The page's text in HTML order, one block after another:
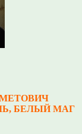
БЕЛЫЙ МАГ